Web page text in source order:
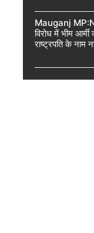
Mauganj
विरोध में भीम
राष्ट्रपति के नाम